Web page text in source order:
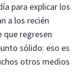
para explicar los
a los recién
que regresen
sólido: eso es
otros medios